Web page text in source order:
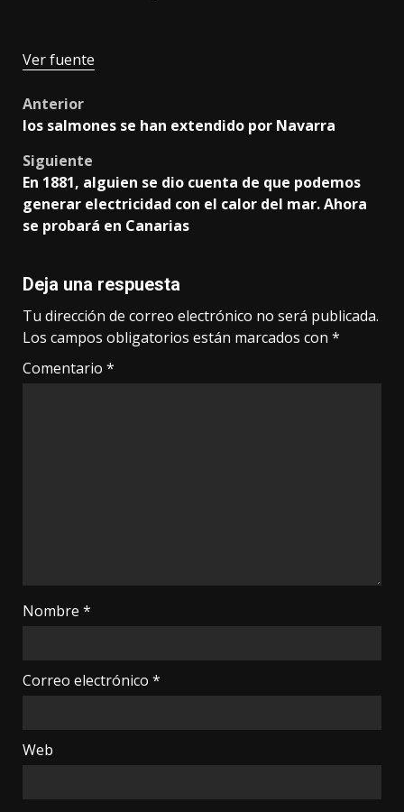
Ver fuente
Post
Anterior
los salmones se han extendido por Navarra
Siguiente
En 1881, alguien se dio cuenta de que podemos
generar electricidad con el calor del mar. Ahora
se probará en Canarias
Deja una respuesta
Tu dirección de correo electrónico no será publicada.
Los campos obligatorios están marcados con *
Comentario *
Nombre *
Correo electrónico *
Web